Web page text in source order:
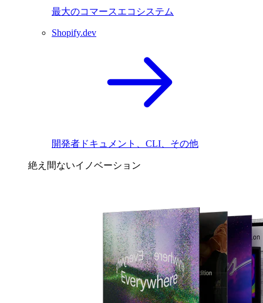
最大のコマースエコシステム
Shopify.dev
開発者ドキュメント、CLI、その他
絶え間ないイノベーション